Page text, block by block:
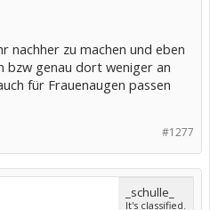
nachher zu machen und eben
bzw genau dort weniger an
für Frauenaugen passen
#1277
_schulle_
It's classified.